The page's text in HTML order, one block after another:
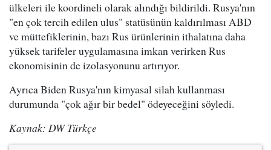
ülkeleri ile koordineli olarak alındığı bildirildi. Rusya'nın
"en çok tercih edilen ulus" statüsünün kaldırılması ABD
ve müttefiklerinin, bazı Rus ürünlerinin ithalatına daha
yüksek tarifeler uygulamasına imkan verirken Rus
ekonomisinin de izolasyonunu artırıyor.
Ayrıca Biden Rusya'nın kimyasal silah kullanması
durumunda "çok ağır bir bedel" ödeyeceğini söyledi.
Kaynak: DW Türkçe